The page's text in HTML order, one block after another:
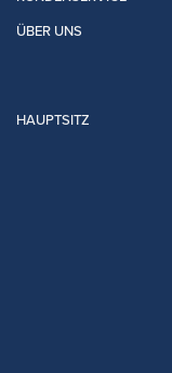
ÜBER UNS
HAUPTSITZ